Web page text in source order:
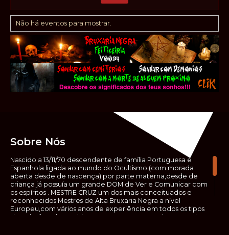
Não há eventos para mostrar.
Sobre Nós
Nascido a 13/11/70 descendente de família Portuguesa e
Espanhola ligada ao mundo do Ocultismo (com morada
aberta desde de nascença) por parte materna,desde de
criança já possuía um grande DOM de Ver e Comunicar com
os espíritos . MESTRE CRUZ um dos mais conceituados e
reconhecidos Mestres de Alta Bruxaria Negra a nível
Europeu,com vários anos de experiência em todos os tipos
de trabalhos de Ocultismo. Escreveu os seus saberes ocultos